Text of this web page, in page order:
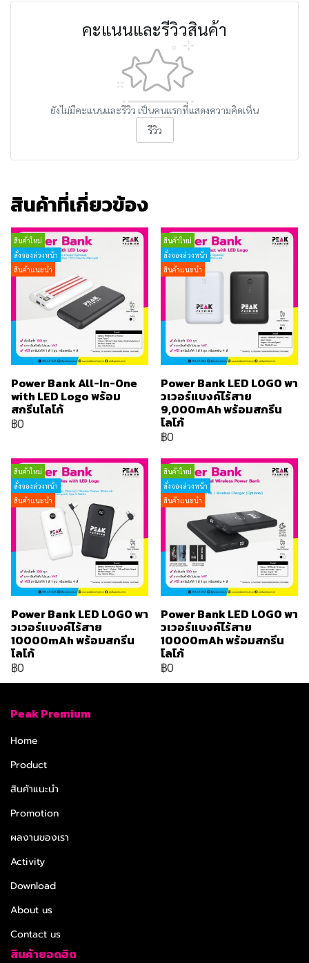
คะแนนและรีวิวสินค้า
ยังไม่มีคะแนนและรีวิว เป็นคนแรกที่แสดงความคิดเห็น
รีวิว
สินค้าที่เกี่ยวข้อง
สินค้าใหม่
สั่งจองล่วงหน้า
สินค้าแนะนำ
Power Bank All-In-One
with LED Logo พร้อม
สกรีนโลโก้
฿0
สินค้าใหม่
สั่งจองล่วงหน้า
สินค้าแนะนำ
Power Bank LED LOGO พา
วเวอร์แบงค์ไร้สาย
9,000mAh พร้อมสกรีน
โลโก้
฿0
สินค้าใหม่
สั่งจองล่วงหน้า
สินค้าแนะนำ
Power Bank LED LOGO พา
วเวอร์แบงค์ไร้สาย
10000mAh พร้อมสกรีน
โลโก้
฿0
สินค้าใหม่
สั่งจองล่วงหน้า
สินค้าแนะนำ
Power Bank LED LOGO พา
วเวอร์แบงค์ไร้สาย
10000mAh พร้อมสกรีน
โลโก้
฿0
Peak Premium
Home
Product
สินค้าแนะนำ
Promotion
ผลงานของเรา
Activity
Download
About us
Contact us
สินค้ายอดฮิต